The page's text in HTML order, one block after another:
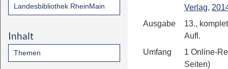
Landesbibliothek RheinMain
Inhalt
Themen
Verlag,
Ausgabe
13.,
Aufl.
Umfang
1 Online-
Seiten)